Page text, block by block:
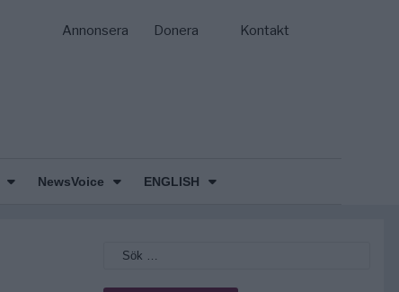
Annonsera Donera Kontakt
NewsVoice ENGLISH